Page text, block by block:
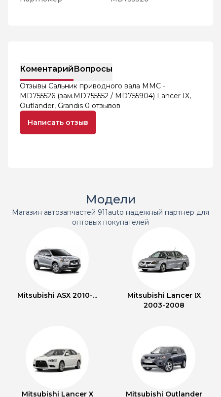
КоментарийВопросы
Отзывы Сальник приводного вала MMC -
MD755526 (зам.MD755552 / MD755904) Lancer IX,
Outlander, Grandis 0 отзывов
Написать отзыв
Модели
Магазин автозапчастей 911auto надежный партнер для
оптовых покупателей
Mitsubishi ASX 2010-...
Mitsubishi Lancer IX
2003-2008
Mitsubishi Lancer X Mitsubishi Outlander